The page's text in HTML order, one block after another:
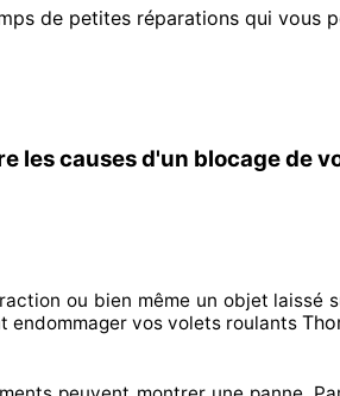
de petites réparations qui vous
les causes d'un blocage de
ou bien même un objet laissé
endommager vos volets roulants